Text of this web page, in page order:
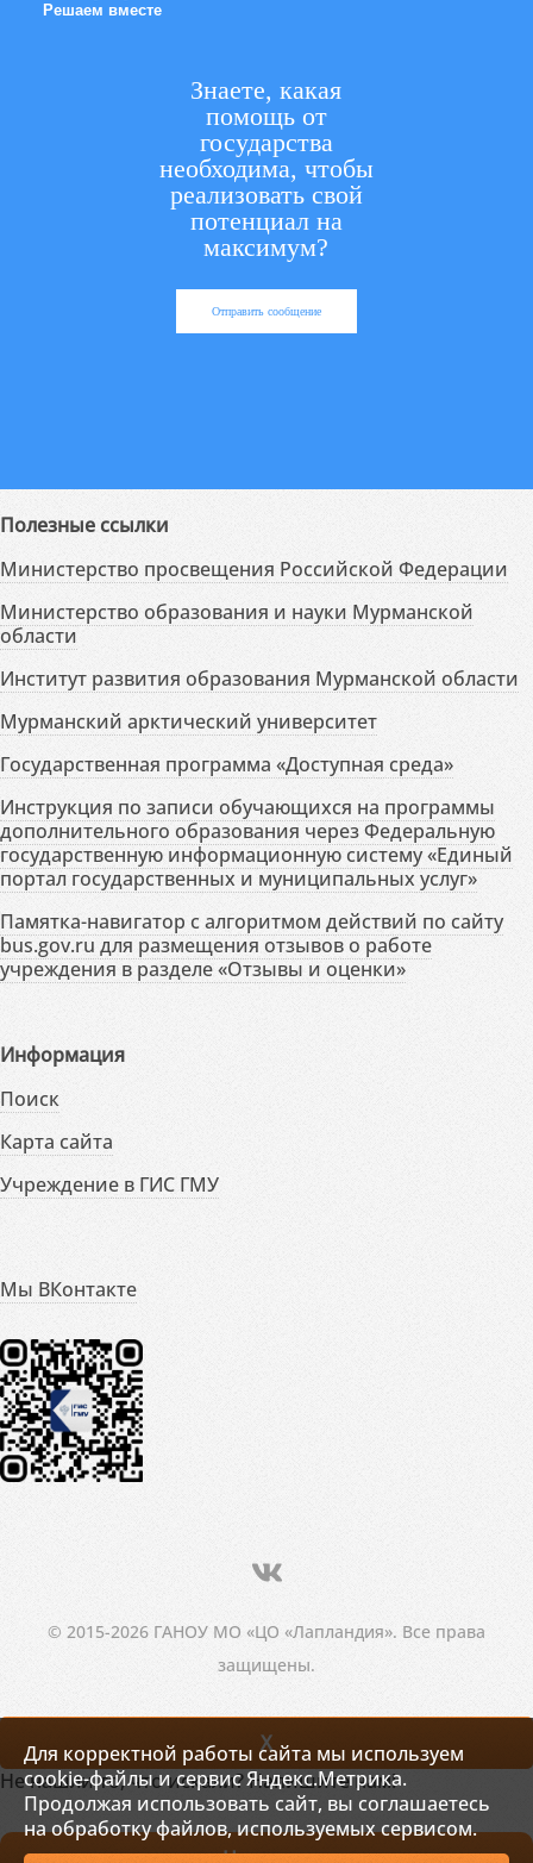
Решаем вместе
Знаете, какая
помощь от
государства
необходима, чтобы
реализовать свой
потенциал на
максимум?
Отправить сообщение
Полезные ссылки
Министерство просвещения Российской Федерации
Министерство образования и науки Мурманской
области
Институт развития образования Мурманской области
Мурманский арктический университет
Государственная программа «Доступная среда»
Инструкция по записи обучающихся на программы
дополнительного образования через Федеральную
государственную информационную систему «Единый
портал государственных и муниципальных услуг»
Памятка-навигатор с алгоритмом действий по сайту
bus.gov.ru для размещения отзывов о работе
учреждения в разделе «Отзывы и оценки»
Информация
Поиск
Карта сайта
Учреждение в ГИС ГМУ
Мы ВКонтакте
© 2015-2026 ГАНОУ МО «ЦО «Лапландия». Все права
защищены.
Для корректной работы сайта мы используем
cookie-файлы и сервис Яндекс.Метрика.
Продолжая использовать сайт, вы соглашаетесь
на обработку файлов, используемых сервисом.
X
Не нашли то, что искали? Напишите нам!